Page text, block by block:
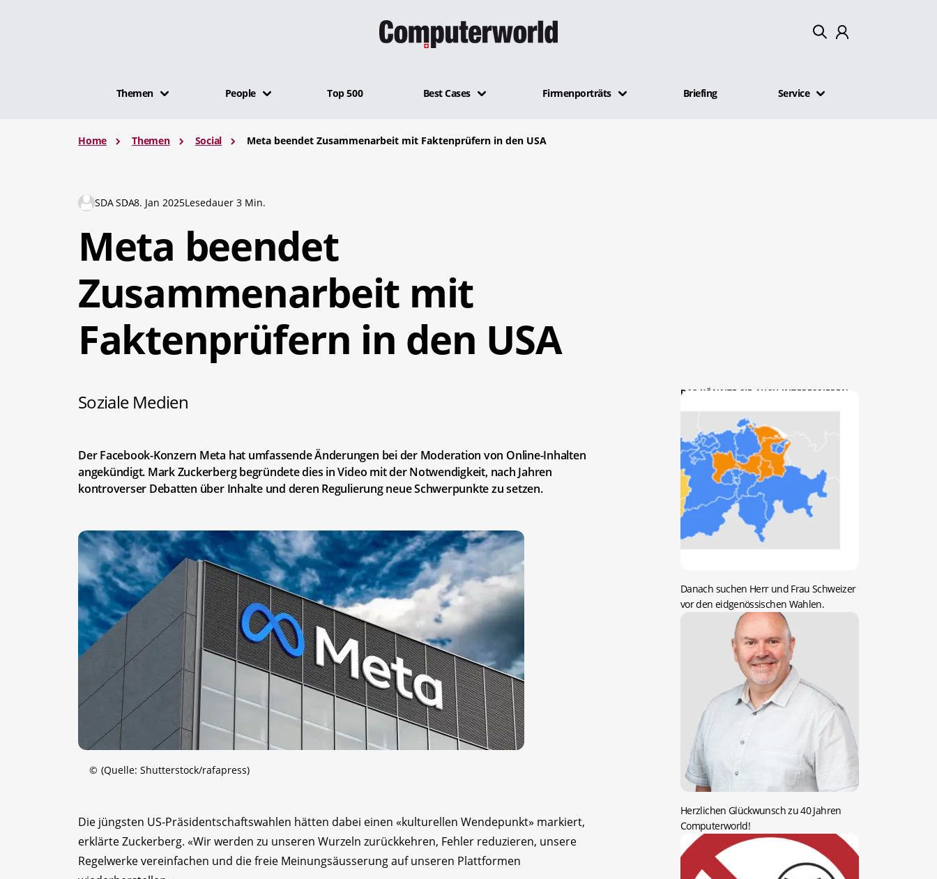
Themen People Top 500 Best Cases Firmenporträts Briefing Service
Home Themen Social Meta beendet Zusammenarbeit mit Faktenprüfern in den USA
SDA SDA8. Jan 2025Lesedauer 3 Min.
Meta beendet
Zusammenarbeit mit
Faktenprüfern in den USA
Soziale Medien
Der Facebook-Konzern Meta hat umfassende Änderungen bei der Moderation von Online-Inhalten
angekündigt. Mark Zuckerberg begründete dies in Video mit der Notwendigkeit, nach Jahren
kontroverser Debatten über Inhalte und deren Regulierung neue Schwerpunkte zu setzen.
© (Quelle: Shutterstock/rafapress)
Die jüngsten US-Präsidentschaftswahlen hätten dabei einen «kulturellen Wendepunkt» markiert,
erklärte Zuckerberg. «Wir werden zu unseren Wurzeln zurückkehren, Fehler reduzieren, unsere
Regelwerke vereinfachen und die freie Meinungsäusserung auf unseren Plattformen
DAS KÖNNTE SIE AUCH INTERESSIEREN:
Danach suchen Herr und Frau Schweizer
vor den eidgenössischen Wahlen.
Herzlichen Glückwunsch zu 40 Jahren
Computerworld!